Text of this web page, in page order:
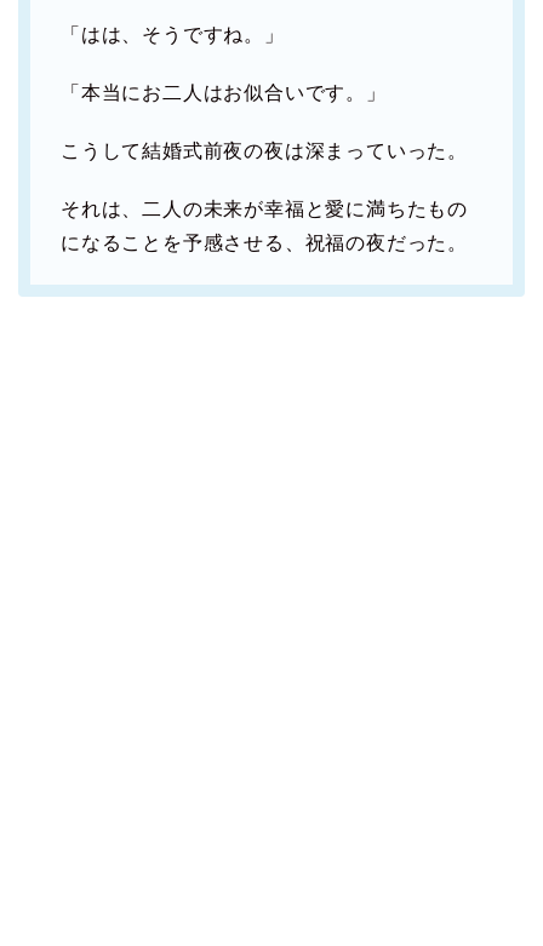
「はは、そうですね。」
「本当にお二人はお似合いです。」
こうして結婚式前夜の夜は深まっていった。
それは、二人の未来が幸福と愛に満ちたもの
になることを予感させる、祝福の夜だった。